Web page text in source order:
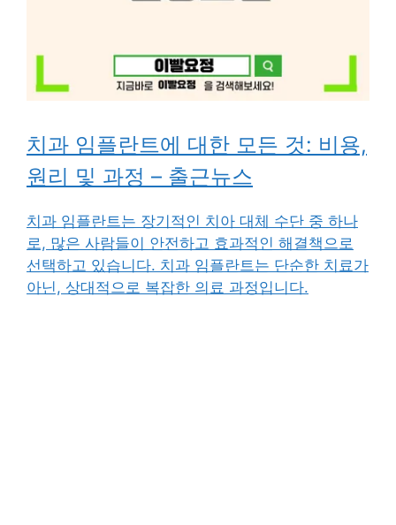
치과 임플란트에 대한 모든 것: 비용,
원리 및 과정 – 출근뉴스
치과 임플란트는 장기적인 치아 대체 수단 중 하나
로, 많은 사람들이 안전하고 효과적인 해결책으로
선택하고 있습니다. 치과 임플란트는 단순한 치료가
아닌, 상대적으로 복잡한 의료 과정입니다.